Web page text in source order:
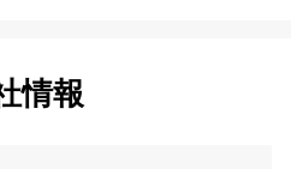
情報